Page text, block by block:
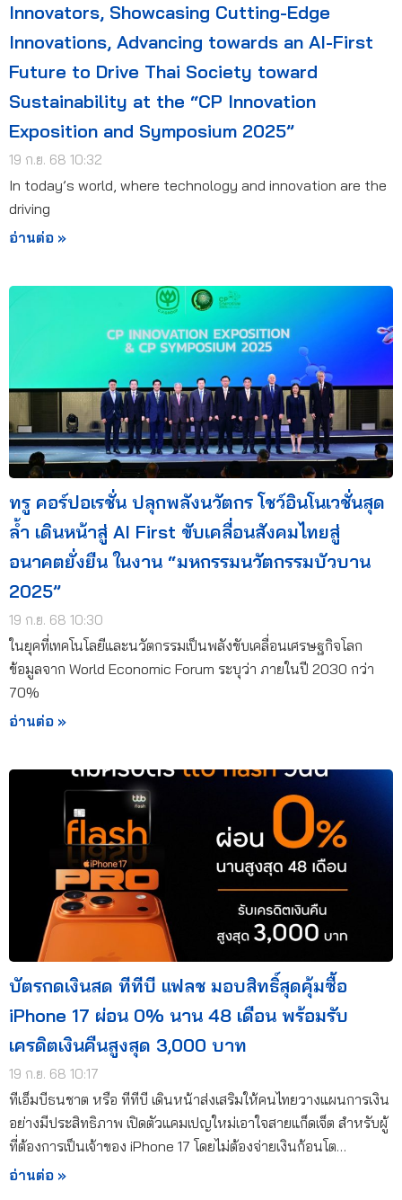
Innovators, Showcasing Cutting-Edge
Innovations, Advancing towards an AI-First
Future to Drive Thai Society toward
Sustainability at the “CP Innovation
Exposition and Symposium 2025”
19 ก.ย. 68 10:32
In today’s world, where technology and innovation are the
driving
อ่านต่อ »
ทรู คอร์ปอเรชั่น ปลุกพลังนวัตกร โชว์อินโนเวชั่นสุด
ล้ำ เดินหน้าสู่ AI First ขับเคลื่อนสังคมไทยสู่
อนาคตยั่งยืน ในงาน “มหกรรมนวัตกรรมบัวบาน
2025”
19 ก.ย. 68 10:30
ในยุคที่เทคโนโลยีและนวัตกรรมเป็นพลังขับเคลื่อนเศรษฐกิจโลก
ข้อมูลจาก World Economic Forum ระบุว่า ภายในปี 2030 กว่า
70%
อ่านต่อ »
บัตรกดเงินสด ทีทีบี แฟลช มอบสิทธิ์สุดคุ้มซื้อ
iPhone 17 ผ่อน 0% นาน 48 เดือน พร้อมรับ
เครดิตเงินคืนสูงสุด 3,000 บาท
19 ก.ย. 68 10:17
ทีเอ็มบีธนชาต หรือ ทีทีบี เดินหน้าส่งเสริมให้คนไทยวางแผนการเงิน
อย่างมีประสิทธิภาพ เปิดตัวแคมเปญใหม่เอาใจสายแก็ดเจ็ต สำหรับผู้
ที่ต้องการเป็นเจ้าของ iPhone 17 โดยไม่ต้องจ่ายเงินก้อนโต…
อ่านต่อ »